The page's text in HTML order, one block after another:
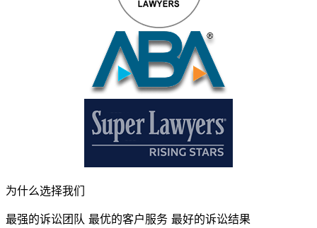
为什么选择我们
最强的诉讼团队 最优的客户服务 最好的诉讼结果